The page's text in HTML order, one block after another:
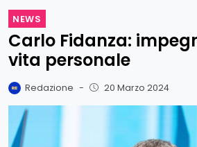
NEWS
Carlo Fidanza:
vita personale
Redazione - 20 Marzo 2024